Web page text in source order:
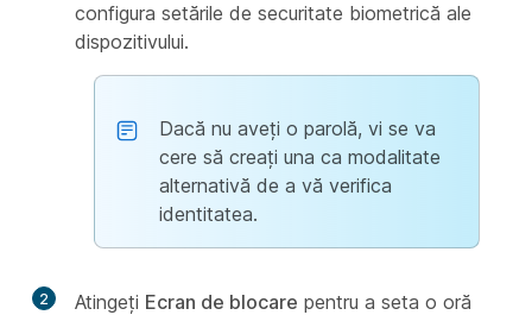
configura setările de securitate biometrică ale
dispozitivului.
Dacă nu aveți o parolă, vi se va
cere să creați una ca modalitate
alternativă de a vă verifica
identitatea.
2 Atingeți Ecran de blocare pentru a seta o oră